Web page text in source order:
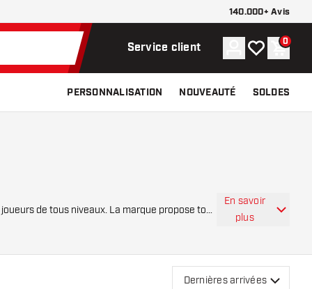
140.000+ Avis
Service client Compte
Ma liste de
Panier
0
PERSONNALISATION NOUVEAUTÉ SOLDES
de tous niveaux. La marque propose tout
En savoir
plus
Dernières arrivées